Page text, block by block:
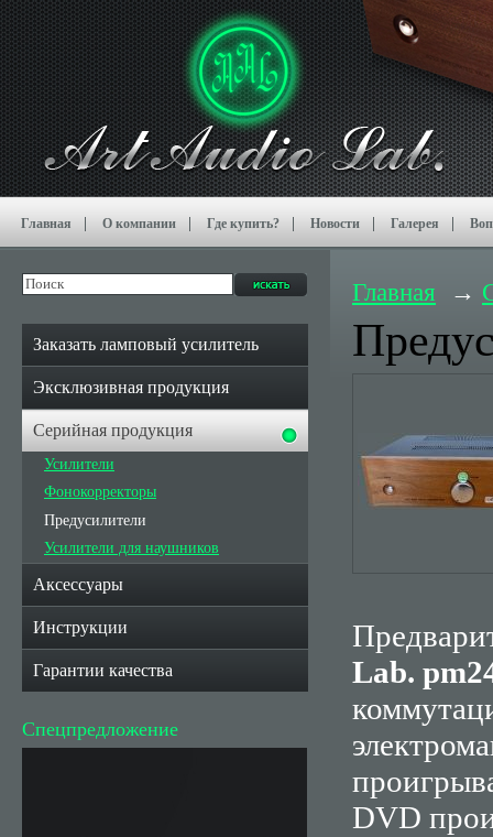
Главная О компании Где купить? Новости Галерея
Главная
Lab.
DVD
Заказать ламповый усилитель
Эксклюзивная продукция
Серийная продукция
Усилители
Фонокорректоры
Предусилители
Усилители для наушников
Аксессуары
Инструкции
Гарантии качества
Спецпредложение